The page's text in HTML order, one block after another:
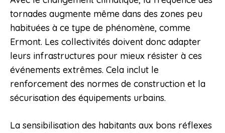
tornades augmente même dans des zones peu
habituées à ce type de phénomène, comme
Ermont. Les collectivités doivent donc adapter
leurs infrastructures pour mieux résister à ces
événements extrêmes. Cela inclut le
renforcement des normes de construction et la
sécurisation des équipements urbains.
La sensibilisation des habitants aux bons réflexes